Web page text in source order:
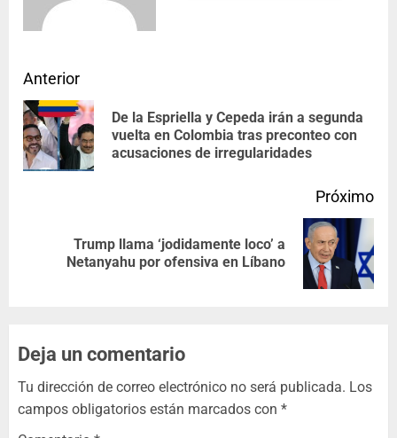
Anterior
De la Espriella y Cepeda irán a segunda
vuelta en Colombia tras preconteo con
acusaciones de irregularidades
Próximo
Trump llama ‘jodidamente loco’ a
Netanyahu por ofensiva en Líbano
Deja un comentario
Tu dirección de correo electrónico no será publicada. Los
campos obligatorios están marcados con *